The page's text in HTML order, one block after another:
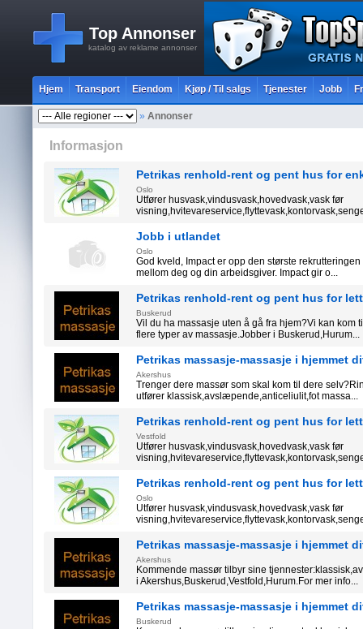
Top Annonser
katalog av reklame annonser
Hjem Transport Eiendom Kjøp / Til salgs Tjenester Jobb
» Annonser
Informasjon
Petrikas renhold-rent og pent hus for
Oslo
Utfører husvask,vindusvask,hovedvask,vask før
Jobb i utlandet
Oslo
God kveld, Impact er opp den største
mellom deg og din arbeidsgiver. Impact gir o...
Petrikas renhold-rent og pent hus for
Buskerud
Vil du ha massasje uten å gå fra hjem?Vi kan
flere typer av massasje.Jobber i Buskerud,Hurum...
Petrikas massasje-massasje i hjemmet
Akershus
Trenger dere massør som skal kom til dere
utfører klassisk,avslæpende,anticeliulit,fot massa...
Petrikas renhold-rent og pent hus for
Vestfold
Utfører husvask,vindusvask,hovedvask,vask før
Petrikas renhold-rent og pent hus for
Oslo
Utfører husvask,vindusvask,hovedvask,vask før
Petrikas massasje-massasje i hjemmet
Akershus
Kommende massør tilbyr sine
i Akershus,Buskerud,Vestfold,Hurum.For mer info...
Petrikas massasje-massasje i hjemmet
Buskerud